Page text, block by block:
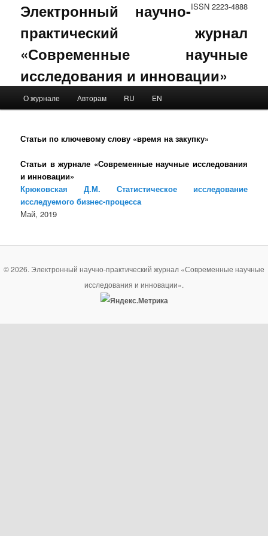
ISSN 2223-4888
Электронный научно-
практический журнал
«Современные научные
исследования и инновации»
Skip to primary content
Skip to secondary content
О журнале Авторам RU EN
Статьи по ключевому слову «время на закупку»
Статьи в журнале «Современные научные исследования
и инновации»
Крюковская Д.М. Статистическое исследование
исследуемого бизнес-процесса
Май, 2019
© 2026. Электронный научно-практический журнал «Современные научные
исследования и инновации».